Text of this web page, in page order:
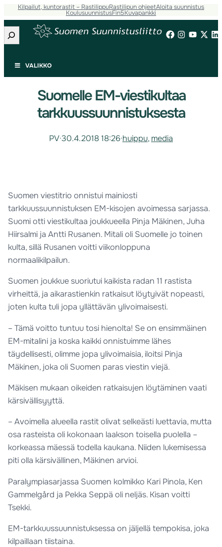
Kilpailut, kuntorastit – RastilippuRastilipun ohjeetAloita suunnistus
KoulusuunnistusFin5Kuvapankki
Etsi
VALIKKO
Suomelle EM-viestikultaa
tarkkuussuunnistuksesta
PV·30.4.2018 18:26·huippu, media
Suomen viestitrio onnistui mainiosti
tarkkuussuunnistuksen EM-kisojen avoimessa sarjassa.
Suomi otti viestikultaa joukkueella Pinja Mäkinen, Juha
Hiirsalmi ja Antti Rusanen. Mitali oli Suomelle jo toinen
kulta, sillä Rusanen voitti viikonloppuna
normaalikilpailun.
Suomen joukkue suoriutui kaikista radan 11 rastista
virheittä, ja aikarastienkin ratkaisut löytyivät nopeasti,
joten kulta tuli jopa yllättävän ylivoimaisesti.
– Tämä voitto tuntuu tosi hienolta! Se on ensimmäinen
EM-mitalini ja koska kaikki onnistuimme lähes
täydellisesti, olimme jopa ylivoimaisia, iloitsi Pinja
Mäkinen, joka oli Suomen paras viestin viejä.
Mäkisen mukaan oikeiden ratkaisujen löytäminen vaati
kärsivällisyyttä.
– Avoimella alueella rastit olivat selkeästi luettavia, mutta
osa rasteista oli kokonaan laakson toisella puolella –
korkeassa mäessä todella kaukana. Niiden lukemisessa
piti olla kärsivällinen, Mäkinen arvioi.
Paralympiasarjassa Suomen kolmikko Kari Pinola, Ken
Gammelgård ja Pekka Seppä oli neljäs. Kisan voitti
Tsekki.
EM-tarkkuussuunnistuksessa on jäljellä tempokisa, joka
kilpaillaan tiistaina.